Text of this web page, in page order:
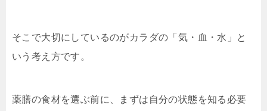
そこで大切にしているのがカラダの「気・血・水」と
いう考え方です。
薬膳の食材を選ぶ前に、まずは自分の状態を知る必要